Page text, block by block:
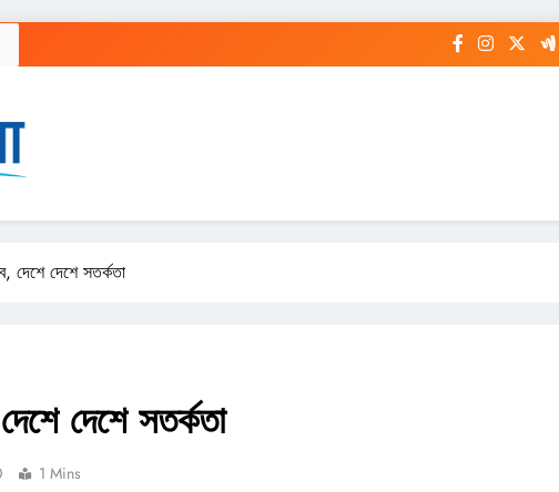
দেশে দেশে সতর্কতা
দেশে সতর্কতা
1 Mins